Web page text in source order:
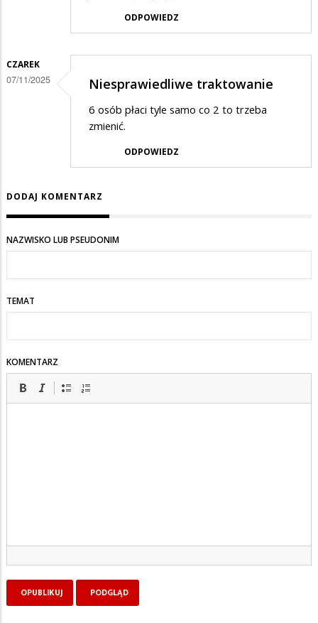
ODPOWIEDZ
CZAREK
07/11/2025 Niesprawiedliwe traktowanie
6 osób płaci tyle samo co 2 to trzeba
zmienić.
ODPOWIEDZ
DODAJ KOMENTARZ
NAZWISKO LUB PSEUDONIM
TEMAT
KOMENTARZ